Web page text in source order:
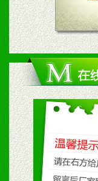
四、市
1、根
2、根
3、根
保产品
4、根